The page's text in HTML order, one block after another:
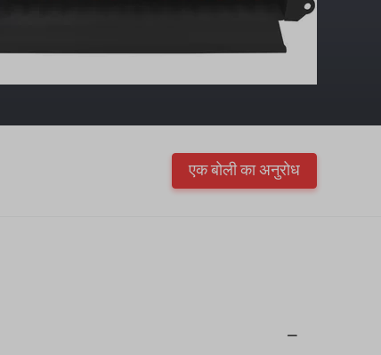
एक बोली का अनुरोध